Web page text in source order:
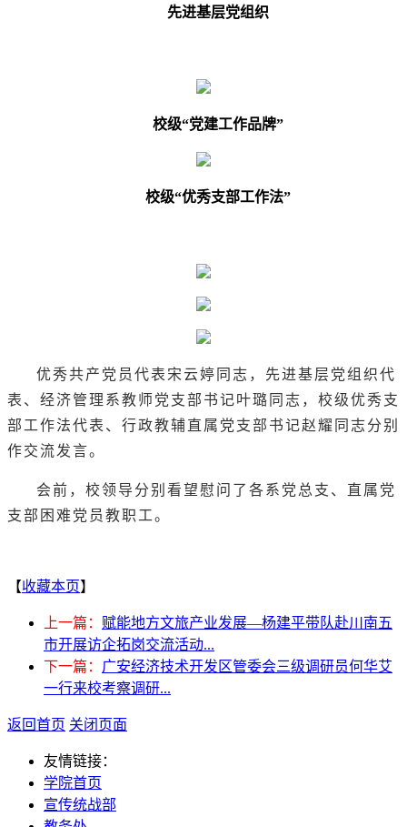
先进基层党组织
校级“党建工作品牌”
校级“优秀支部工作法”
优秀共产党员代表宋云婷同志，先进基层党组织代
表、经济管理系教师党支部书记叶璐同志，校级优秀支
部工作法代表、行政教辅直属党支部书记赵耀同志分别
作交流发言。
会前，校领导分别看望慰问了各系党总支、直属党
支部困难党员教职工。
【收藏本页】
上一篇： 赋能地方文旅产业发展—杨建平带队赴川南五
市开展访企拓岗交流活动...
下一篇： 广安经济技术开发区管委会三级调研员何华艾
一行来校考察调研...
返回首页 关闭页面
友情链接：
学院首页
宣传统战部